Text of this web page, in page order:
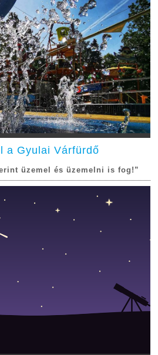
a Gyulai Várfürdő
üzemel és üzemelni is fog!”